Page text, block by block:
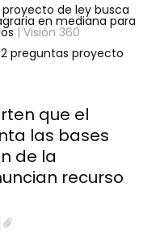
de ley busca
en mediana para
| Visión 360
preguntas proyecto
que el
las bases
de la
recurso